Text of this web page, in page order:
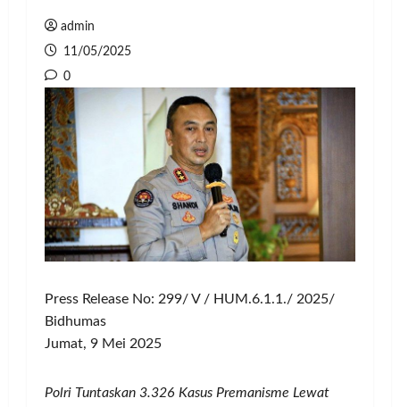
admin
11/05/2025
0
Press Release No: 299/ V / HUM.6.1.1./ 2025/
Bidhumas
Jumat, 9 Mei 2025
Polri Tuntaskan 3.326 Kasus Premanisme Lewat